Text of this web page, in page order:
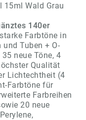
15ml Wald Grau
140er
Farbtöne in
Tuben + O-
neue Töne, 4
Qualität
Lichtechtheit (4
Farbtöne für
Farbreihen
20 neue